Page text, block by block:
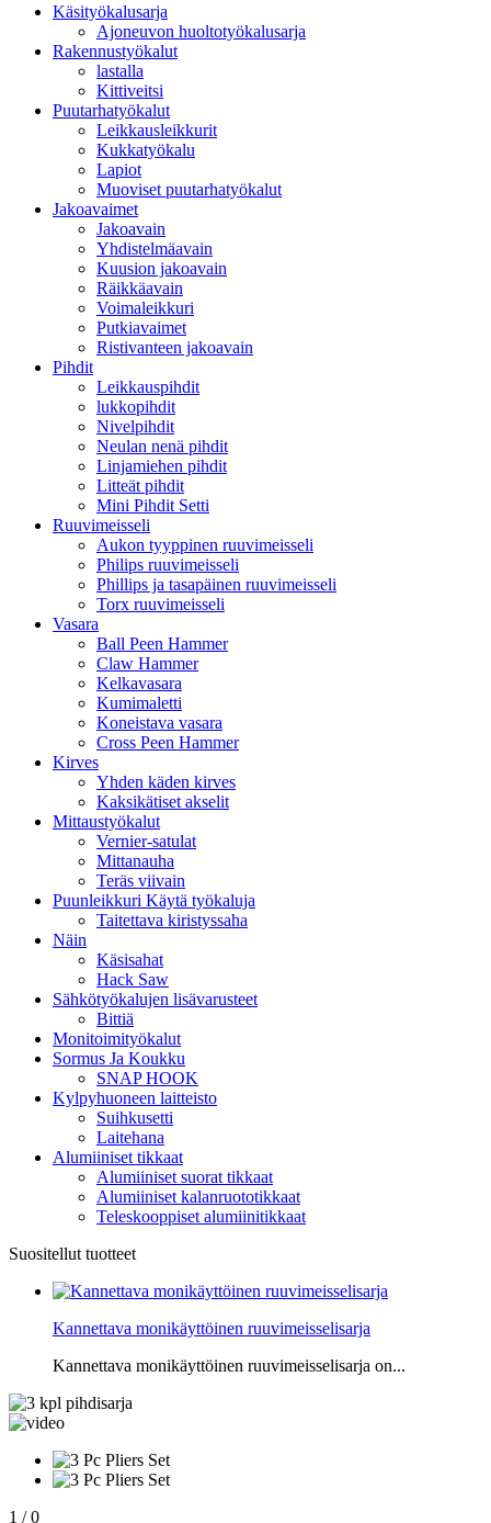
Käsityökalusarja
Ajoneuvon huoltotyökalusarja
Rakennustyökalut
lastalla
Kittiveitsi
Puutarhatyökalut
Leikkausleikkurit
Kukkatyökalu
Lapiot
Muoviset puutarhatyökalut
Jakoavaimet
Jakoavain
Yhdistelmäavain
Kuusion jakoavain
Räikkäavain
Voimaleikkuri
Putkiavaimet
Ristivanteen jakoavain
Pihdit
Leikkauspihdit
lukkopihdit
Nivelpihdit
Neulan nenä pihdit
Linjamiehen pihdit
Litteät pihdit
Mini Pihdit Setti
Ruuvimeisseli
Aukon tyyppinen ruuvimeisseli
Philips ruuvimeisseli
Phillips ja tasapäinen ruuvimeisseli
Torx ruuvimeisseli
Vasara
Ball Peen Hammer
Claw Hammer
Kelkavasara
Kumimaletti
Koneistava vasara
Cross Peen Hammer
Kirves
Yhden käden kirves
Kaksikätiset akselit
Mittaustyökalut
Vernier-satulat
Mittanauha
Teräs viivain
Puunleikkuri Käytä työkaluja
Taitettava kiristyssaha
Näin
Käsisahat
Hack Saw
Sähkötyökalujen lisävarusteet
Bittiä
Monitoimityökalut
Sormus Ja Koukku
SNAP HOOK
Kylpyhuoneen laitteisto
Suihkusetti
Laitehana
Alumiiniset tikkaat
Alumiiniset suorat tikkaat
Alumiiniset kalanruototikkaat
Teleskooppiset alumiinitikkaat
Suositellut tuotteet
Kannettava monikäyttöinen ruuvimeisselisarja
Kannettava monikäyttöinen ruuvimeisselisarja on...
1 / 0